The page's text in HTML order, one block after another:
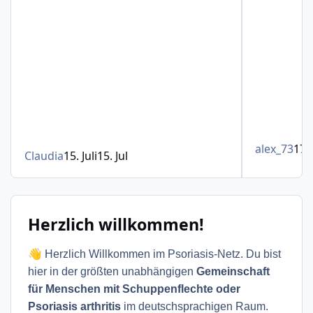
Claudia15. Juli15. Jul alex_7317.
Herzlich willkommen!
👋 Herzlich Willkommen im Psoriasis-Netz. Du bist
hier in der größten unabhängigen Gemeinschaft
für Menschen mit Schuppenflechte oder
Psoriasis arthritis im deutschsprachigen Raum.